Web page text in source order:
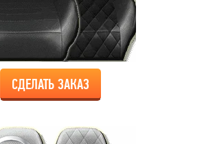
СДЕЛАТЬ ЗАКАЗ